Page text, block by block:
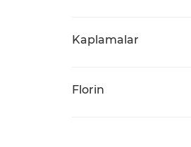
Kaplamalar
Florin